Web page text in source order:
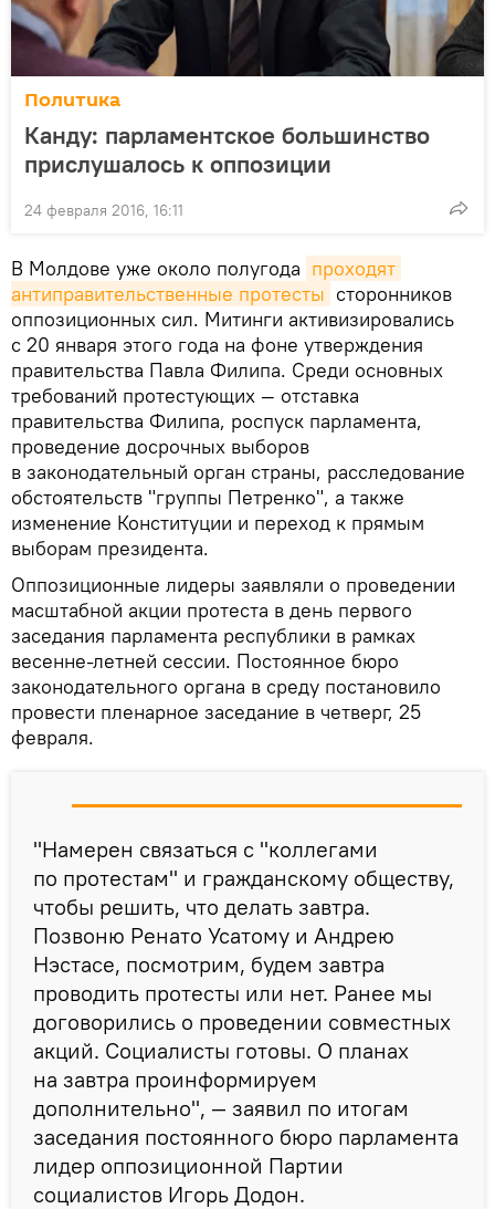
Политика
Канду: парламентское большинство
прислушалось к оппозиции
24 февраля 2016, 16:11
В Молдове уже около полугода проходят
антиправительственные протесты сторонников
оппозиционных сил. Митинги активизировались
с 20 января этого года на фоне утверждения
правительства Павла Филипа. Среди основных
требований протестующих — отставка
правительства Филипа, роспуск парламента,
проведение досрочных выборов
в законодательный орган страны, расследование
обстоятельств "группы Петренко", а также
изменение Конституции и переход к прямым
выборам президента.
Оппозиционные лидеры заявляли о проведении
масштабной акции протеста в день первого
заседания парламента республики в рамках
весенне-летней сессии. Постоянное бюро
законодательного органа в среду постановило
провести пленарное заседание в четверг, 25
февраля.
"Намерен связаться с "коллегами
по протестам" и гражданскому обществу,
чтобы решить, что делать завтра.
Позвоню Ренато Усатому и Андрею
Нэстасе, посмотрим, будем завтра
проводить протесты или нет. Ранее мы
договорились о проведении совместных
акций. Социалисты готовы. О планах
на завтра проинформируем
дополнительно", — заявил по итогам
заседания постоянного бюро парламента
лидер оппозиционной Партии
социалистов Игорь Додон.